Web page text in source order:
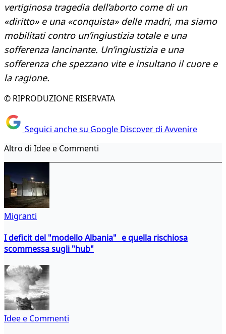
vertiginosa tragedia dell’aborto come di un
«diritto» e una «conquista» delle madri, ma siamo
mobilitati contro un’ingiustizia totale e una
sofferenza lancinante. Un’ingiustizia e una
sofferenza che spezzano vite e insultano il cuore e
la ragione.
© RIPRODUZIONE RISERVATA
Seguici anche su Google Discover di Avvenire
Altro di Idee e Commenti
Migranti
I deficit del "modello Albania" e quella rischiosa
scommessa sugli "hub"
Idee e Commenti